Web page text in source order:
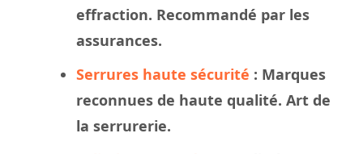
effraction. Recommandé par les
assurances.
Serrures haute sécurité : Marques
reconnues de haute qualité. Art de
la serrurerie.